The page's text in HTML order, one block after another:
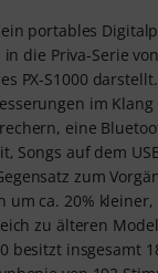
ein portables
die Priva-Serie
PX-S1000
im
eine
Songs auf dem
zum
um ca. 20%
zu älteren
besitzt insgesamt